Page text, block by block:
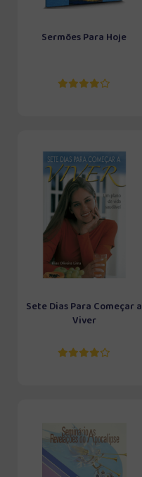
Sermões Para Hoje
Sete Dias Para Começar a
Viver